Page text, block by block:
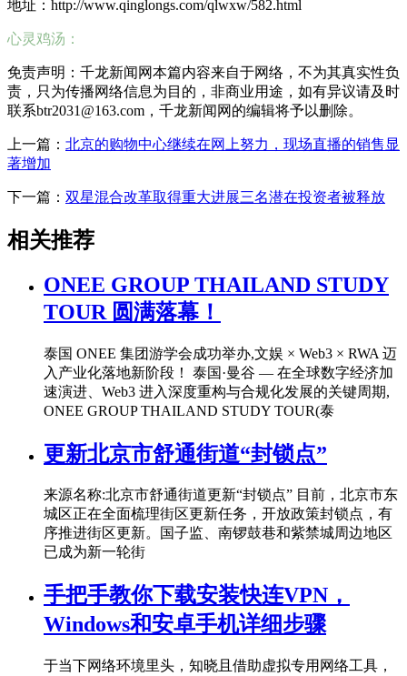
地址：http://www.qinglongs.com/qlwxw/582.html
心灵鸡汤：
免责声明：千龙新闻网本篇内容来自于网络，不为其真实性负
责，只为传播网络信息为目的，非商业用途，如有异议请及时
联系btr2031@163.com，千龙新闻网的编辑将予以删除。
上一篇： 北京的购物中心继续在网上努力，现场直播的销售显
著增加
下一篇： 双星混合改革取得重大进展三名潜在投资者被释放
相关推荐
ONEE GROUP THAILAND STUDY
TOUR 圆满落幕！
泰国 ONEE 集团游学会成功举办,文娱 × Web3 × RWA 迈
入产业化落地新阶段！ 泰国·曼谷 — 在全球数字经济加
速演进、Web3 进入深度重构与合规化发展的关键周期,
ONEE GROUP THAILAND STUDY TOUR(泰
更新北京市舒通街道“封锁点”
来源名称:北京市舒通街道更新“封锁点” 目前，北京市东
城区正在全面梳理街区更新任务，开放政策封锁点，有
序推进街区更新。国子监、南锣鼓巷和紫禁城周边地区
已成为新一轮街
手把手教你下载安装快连VPN，
Windows和安卓手机详细步骤
于当下网络环境里头，知晓且借助虚拟专用网络工具，